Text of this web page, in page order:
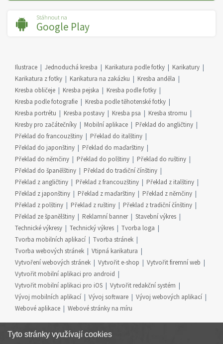
Stáhnout na
Google Play
Ilustrace Jednoduchá kresba Karikatura podle fotky
Karikatury
Karikatura z fotky
Karikatura na zakázku
Kresba anděla
Kresba obličeje
Kresba pejska
Kresba podle fotky
Kresba podle fotografie
Kresba podle těhotenské fotky
Kresba portrétu
Kresba postavy Kresba psa
Kresba stromu
Kresby pro začátečníky
Mobilní aplikace
Překlad do angličtiny
Překlad do francouzštiny
Překlad do italštiny
Překlad do japonštiny
Překlad do maďarštiny
Překlad do němčiny
Překlad do polštiny
Překlad do ruštiny
Překlad do španělštiny
Překlad do tradiční čínštiny
Překlad z angličtiny
Překlad z francouzštiny
Překlad z italštiny
Překlad z japonštiny
Překlad z maďarštiny
Překlad z němčiny
Překlad z polštiny
Překlad z ruštiny
Překlad z tradiční čínštiny
Překlad ze španělštiny
Reklamní banner
Stavební výkres
Technické výkresy
Technický výkres
Tvorba loga
Tvorba mobilních aplikací
Tvorba stránek
Tvorba webových stránek
Vtipná karikatura
Vytvoření webových stránek
Vytvořit e-shop
Vytvořit firemní web
Vytvořit mobilní aplikaci pro android
Vytvořit mobilní aplikaci pro iOS
Vytvořit redakční systém
Vývoj mobilních aplikací
Vývoj software
Vývoj webových aplikací
Webové aplikace
Webové stránky na míru
Tyto stránky využívají cookies